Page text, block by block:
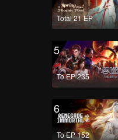
Total 21 EP
5
To EP 235
6
To EP 152